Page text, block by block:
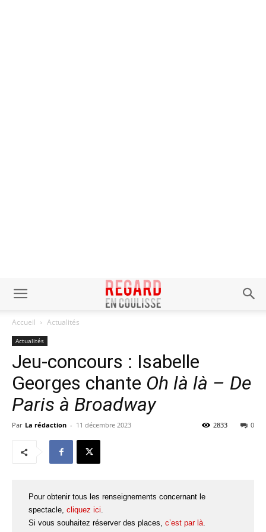
Accueil Actualités
Actualités
Jeu-concours : Isabelle
Georges chante Oh là là – De
Paris à Broadway
Par La rédaction - 11 décembre 2023 0
2833
Pour obtenir tous les renseignements concernant le
spectacle, cliquez ici.
Si vous souhaitez réserver des places, c’est par là.